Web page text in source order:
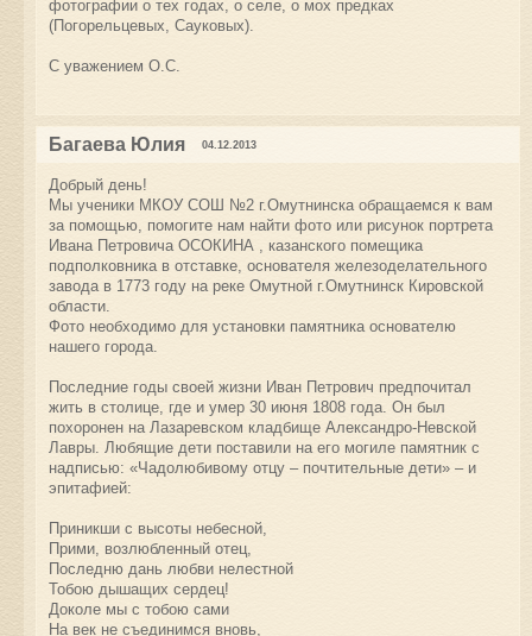
фотографии о тех годах, о селе, о мох предках
(Погорельцевых, Сауковых).
С уважением О.С.
Багаева Юлия 04.12.2013
Добрый день!
Мы ученики МКОУ СОШ №2 г.Омутнинска обращаемся к вам
за помощью, помогите нам найти фото или рисунок портрета
Ивана Петровича ОСОКИНА , казанского помещика
подполковника в отставке, основателя железоделательного
завода в 1773 году на реке Омутной г.Омутнинск Кировской
области.
Фото необходимо для установки памятника основателю
нашего города.
Последние годы своей жизни Иван Петрович предпочитал
жить в столице, где и умер 30 июня 1808 года. Он был
похоронен на Лазаревском кладбище Александро-Невской
Лавры. Любящие дети поставили на его могиле памятник с
надписью: «Чадолюбивому отцу – почтительные дети» – и
эпитафией:
Приникши с высоты небесной,
Прими, возлюбленный отец,
Последню дань любви нелестной
Тобою дышащих сердец!
Доколе мы с тобою сами
На век не съединимся вновь,